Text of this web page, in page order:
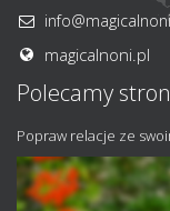
magicalnoni.pl
Polecamy
Popraw relacje ze